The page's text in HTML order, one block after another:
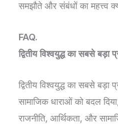
समझौते और संबंधों का महत्त्व
FAQ.
द्वितीय विश्वयुद्ध का सबसे बड़ा
द्वितीय विश्वयुद्ध का सबसे
सामाजिक धाराओं को बदल
राजनीति, आर्थिकता, और